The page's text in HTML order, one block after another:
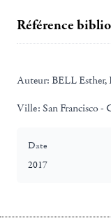
Référence
Auteur: BELL
Ville: San Francisco
Date
2017